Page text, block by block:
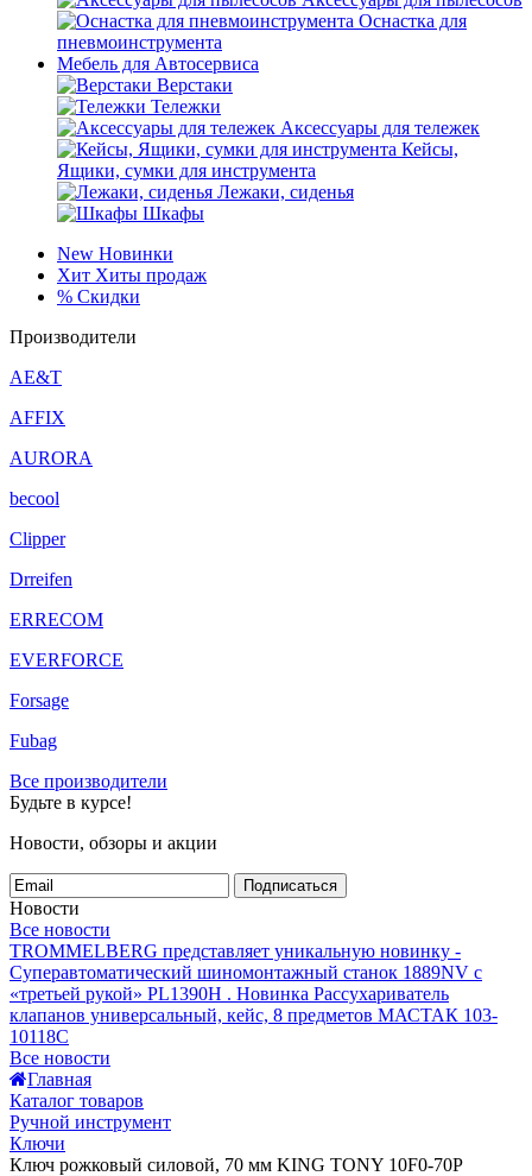
Оснастка для
пневмоинструмента
Мебель для Автосервиса
Верстаки
Тележки
Аксессуары для тележек
Кейсы,
Ящики, сумки для инструмента
Лежаки, сиденья
Шкафы
New Новинки
Хит Хиты продаж
% Скидки
Производители
AE&T
AFFIX
AURORA
becool
Clipper
Drreifen
ERRECOM
EVERFORCE
Forsage
Fubag
Все производители
Будьте в курсе!
Новости, обзоры и акции
Подписаться
Новости
Все новости
TROMMELBERG представляет уникальную новинку -
Суперавтоматический шиномонтажный станок 1889NV с
«третьей рукой» PL1390H . Новинка Рассухариватель
клапанов универсальный, кейс, 8 предметов МАСТАК 103-
10118C
Все новости
Главная
Каталог товаров
Ручной инструмент
Ключи
Ключ рожковый силовой, 70 мм KING TONY 10F0-70P